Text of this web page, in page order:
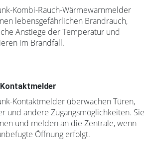
Kombi-Rauch-Wärmewarnmelder
lebensgefährlichen Brandrauch,
Anstiege der Temperatur und
im Brandfall.
Kontaktmelder überwachen Türen,
und andere Zugangsmöglichkeiten. Sie
und melden an die Zentrale, wenn
Öffnung erfolgt.